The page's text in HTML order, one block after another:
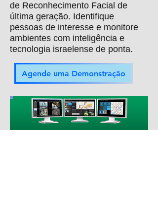
de Reconhecimento Facial de
última geração. Identifique
pessoas de interesse e monitore
ambientes com inteligência e
tecnologia israelense de ponta.
Agende uma Demonstração